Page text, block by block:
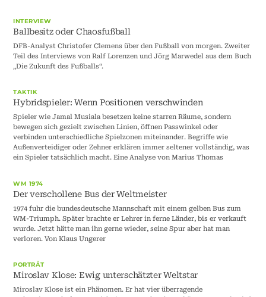
INTERVIEW
Ballbesitz oder Chaosfußball
DFB-Analyst Christofer Clemens über den Fußball von morgen. Zweiter
Teil des Interviews von Ralf Lorenzen und Jörg Marwedel aus dem Buch
„Die Zukunft des Fußballs“.
TAKTIK
Hybridspieler: Wenn Positionen verschwinden
Spieler wie Jamal Musiala besetzen keine starren Räume, sondern
bewegen sich gezielt zwischen Linien, öffnen Passwinkel oder
verbinden unterschiedliche Spielzonen miteinander. Begriffe wie
Außenverteidiger oder Zehner erklären immer seltener vollständig, was
ein Spieler tatsächlich macht. Eine Analyse von Marius Thomas
WM 1974
Der verschollene Bus der Weltmeister
1974 fuhr die bundesdeutsche Mannschaft mit einem gelben Bus zum
WM-Triumph. Später brachte er Lehrer in ferne Länder, bis er verkauft
wurde. Jetzt hätte man ihn gerne wieder, seine Spur aber hat man
verloren. Von Klaus Ungerer
PORTRÄT
Miroslav Klose: Ewig unterschätzter Weltstar
Miroslav Klose ist ein Phänomen. Er hat vier überragende